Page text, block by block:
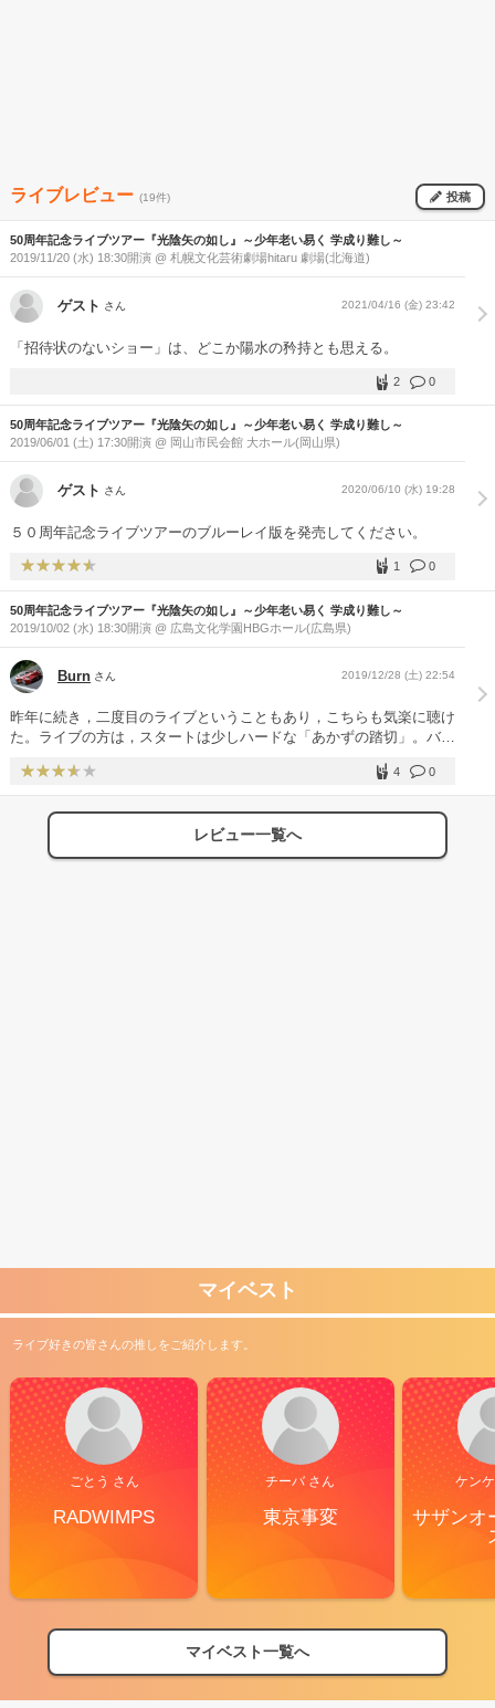
ライブレビュー (19件) 投稿
50周年記念ライブツアー『光陰矢の如し』～少年老い易く 学成り難し～
2019/11/20 (水) 18:30開演 @ 札幌文化芸術劇場hitaru 劇場(北海道)
ゲスト さん 2021/04/16 (金) 23:42
「招待状のないショー」は、どこか陽水の矜持とも思える。
0
2
50周年記念ライブツアー『光陰矢の如し』～少年老い易く 学成り難し～
2019/06/01 (土) 17:30開演 @ 岡山市民会館 大ホール(岡山県)
ゲスト さん 2020/06/10 (水) 19:28
５０周年記念ライブツアーのブルーレイ版を発売してください。
0
1
50周年記念ライブツアー『光陰矢の如し』～少年老い易く 学成り難し～
2019/10/02 (水) 18:30開演 @ 広島文化学園HBGホール(広島県)
Burn さん 2019/12/28 (土) 22:54
昨年に続き，二度目のライブということもあり，こちらも気楽に聴け
た。ライブの方は，スタートは少しハードな「あかずの踏切」。バッ
ケ気味。しかし，続くアジアの純真では会場のノリも良く，少しずつ
馴染んでいく。とは言え，未だおしゃべりも少なく，少しぎこちなさ
が残る。でも，アコースティック・ギターで唄う「神無月にかこまれ
て」は，やはりヴォーカルが冴え，聴きごたえがあった。歌い方も昔
ながらのストレートな歌い方で，高音もきれいに伸びていた。初期の
0
4
レビュー一覧へ
マイベスト
ライブ好きの皆さんの推しをご紹介します。
ごとう さん
RADWIMPS
チーバ さん
東京事変
ケン
サザンオ
マイベスト一覧へ
【ライブ動員ランキング】2026年上半期編発表！
【フェス特集2026】フェス情報はここから！